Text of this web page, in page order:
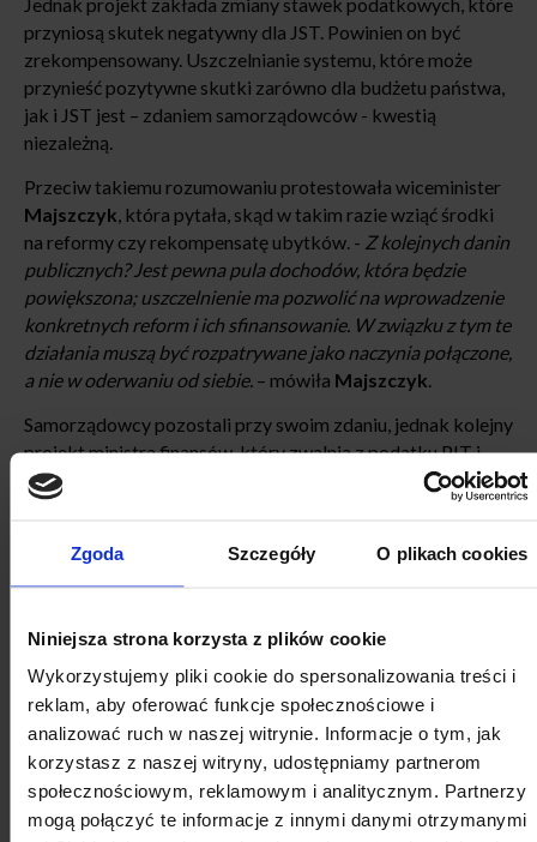
Zgoda Szczegóły O plikach cookies
Niniejsza strona korzysta z plików cookie
Wykorzystujemy pliki cookie do spersonalizowania treści i
reklam, aby oferować funkcje społecznościowe i
analizować ruch w naszej witrynie. Informacje o tym, jak
korzystasz z naszej witryny, udostępniamy partnerom
społecznościowym, reklamowym i analitycznym. Partnerzy
mogą połączyć te informacje z innymi danymi otrzymanymi
przyniosą skutek negatywny dla JST. Powinien on być
zrekompensowany. Uszczelnianie systemu, które może
przynieść pozytywne skutki zarówno dla budżetu państwa,
jak i JST jest – zdaniem samorządowców - kwestią
niezależną.
Przeciw takiemu rozumowaniu protestowała wiceminister
Majszczyk, która pytała, skąd w takim razie wziąć środki
na reformy czy rekompensatę ubytków. - Z kolejnych danin
publicznych? Jest pewna pula dochodów, która będzie
powiększona; uszczelnienie ma pozwolić na wprowadzenie
konkretnych reform i ich sfinansowanie. W związku z tym te
działania muszą być rozpatrywane jako naczynia połączone,
a nie w oderwaniu od siebie. – mówiła Majszczyk.
Samorządowcy pozostali przy swoim zdaniu, jednak kolejny
projekt ministra finansów, który zwalnia z podatku PIT i
CIT podatników w wyniku umów offsetowych – uzgodnili.
Tu utrata dochodów przez JST jest pozorna, bo dotyczy
przyszły, to tu się nie domagamy rekompensaty.
Zliberalizować strategie lokalne
Przy okazji omawiania projektu Programu Rozwoju
Powiatu Jeleniogórskiego na lata 2016-20 sekretarz